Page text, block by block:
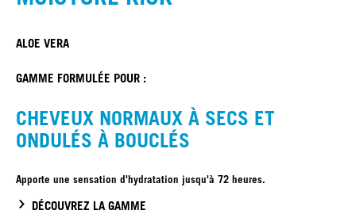
ALOE VERA
GAMME FORMULÉE POUR :
CHEVEUX NORMAUX À SECS ET
ONDULÉS À BOUCLÉS
Apporte une sensation d'hydratation jusqu'à 72 heures.
DÉCOUVREZ LA GAMME